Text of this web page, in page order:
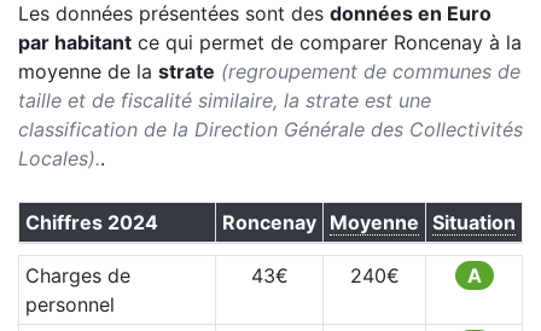
Les données présentées sont des données en Euro
par habitant ce qui permet de comparer Roncenay à la
moyenne de la strate (regroupement de communes de
taille et de fiscalité similaire, la strate est une
classification de la Direction Générale des Collectivités
Locales)..
Chiffres 2024 Roncenay Moyenne Situation
Charges de
personnel
43€ 240€ A